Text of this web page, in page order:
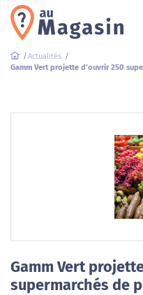
Actualités
Gamm Vert projette d'ouvrir 250
Gamm Vert
supermarchés de